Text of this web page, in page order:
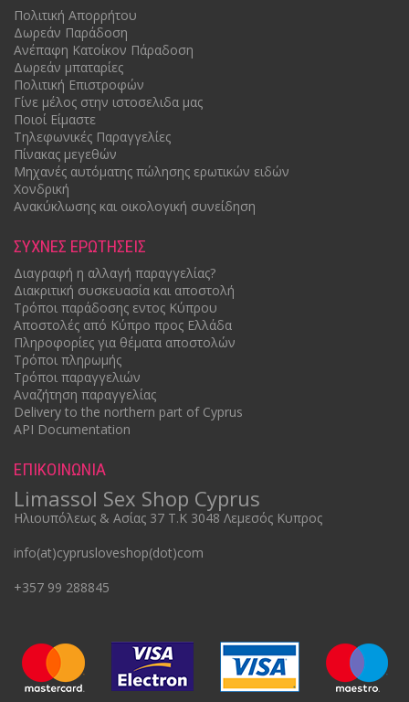
Πολιτική Απορρήτου
Δωρεάν Παράδοση
Ανέπαφη Κατοίκον Πάραδοση
Δωρεάν μπαταρίες
Πολιτική Επιστροφών
Γίνε μέλος στην ιστοσελιδα μας
Ποιοί Είμαστε
Τηλεφωνικές Παραγγελίες
Πίνακας μεγεθών
Mηχανές αυτόματης πώλησης ερωτικών ειδών
Χονδρική
Ανακύκλωσης και οικολογική συνείδηση
ΣΥΧΝΕΣ ΕΡΩΤΗΣΕΙΣ
Διαγραφή η αλλαγή παραγγελίας?
Διακριτική συσκευασία και αποστολή
Τρόποι παράδοσης εντος Κύπρου
Αποστολές από Κύπρο προς Ελλάδα
Πληροφορίες για θέματα αποστολών
Τρόποι πληρωμής
Τρόποι παραγγελιών
Αναζήτηση παραγγελίας
Delivery to the northern part of Cyprus
API Documentation
ΕΠΙΚΟΙΝΩΝΙΑ
Limassol Sex Shop Cyprus
Ηλιουπόλεως & Ασίας 37 Τ.Κ 3048 Λεμεσός Κυπρος
info(at)cyprusloveshop(dot)com
+357 99 288845